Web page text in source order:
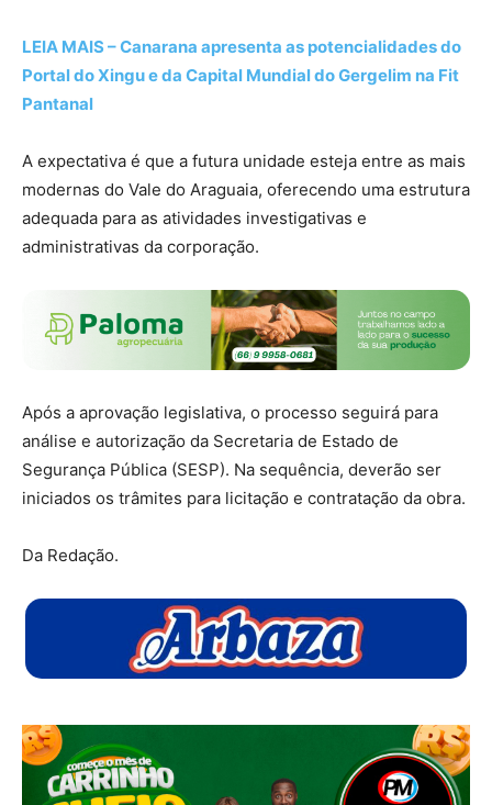
LEIA MAIS – Canarana apresenta as potencialidades do
Portal do Xingu e da Capital Mundial do Gergelim na Fit
Pantanal
A expectativa é que a futura unidade esteja entre as mais
modernas do Vale do Araguaia, oferecendo uma estrutura
adequada para as atividades investigativas e
administrativas da corporação.
Após a aprovação legislativa, o processo seguirá para
análise e autorização da Secretaria de Estado de
Segurança Pública (SESP). Na sequência, deverão ser
iniciados os trâmites para licitação e contratação da obra.
Da Redação.